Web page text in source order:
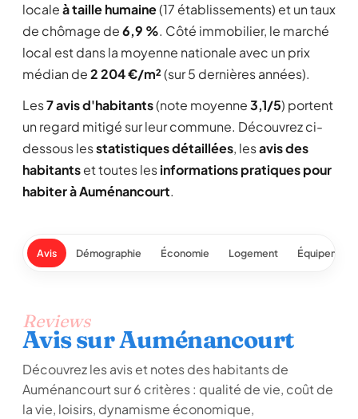
localeà taille humaine(17 établissements) et un taux
de chômage de6,9 %. Côté immobilier, le marché
local est dans la moyenne nationale avec un prix
médian de2 204 €/m²(sur 5 dernières années).
Les7 avis d'habitants(note moyenne3,1/5) portent
un regard mitigé sur leur commune. Découvrez ci-
dessous lesstatistiques détaillées, lesavis des
habitantset toutes lesinformations pratiques pour
habiter à Auménancourt.
Avis Démographie Économie Logement
Reviews
Avis sur Auménancourt
Découvrez les avis et notes des habitants de
Auménancourt sur 6 critères : qualité de vie, coût de
la vie, loisirs, dynamisme économique,